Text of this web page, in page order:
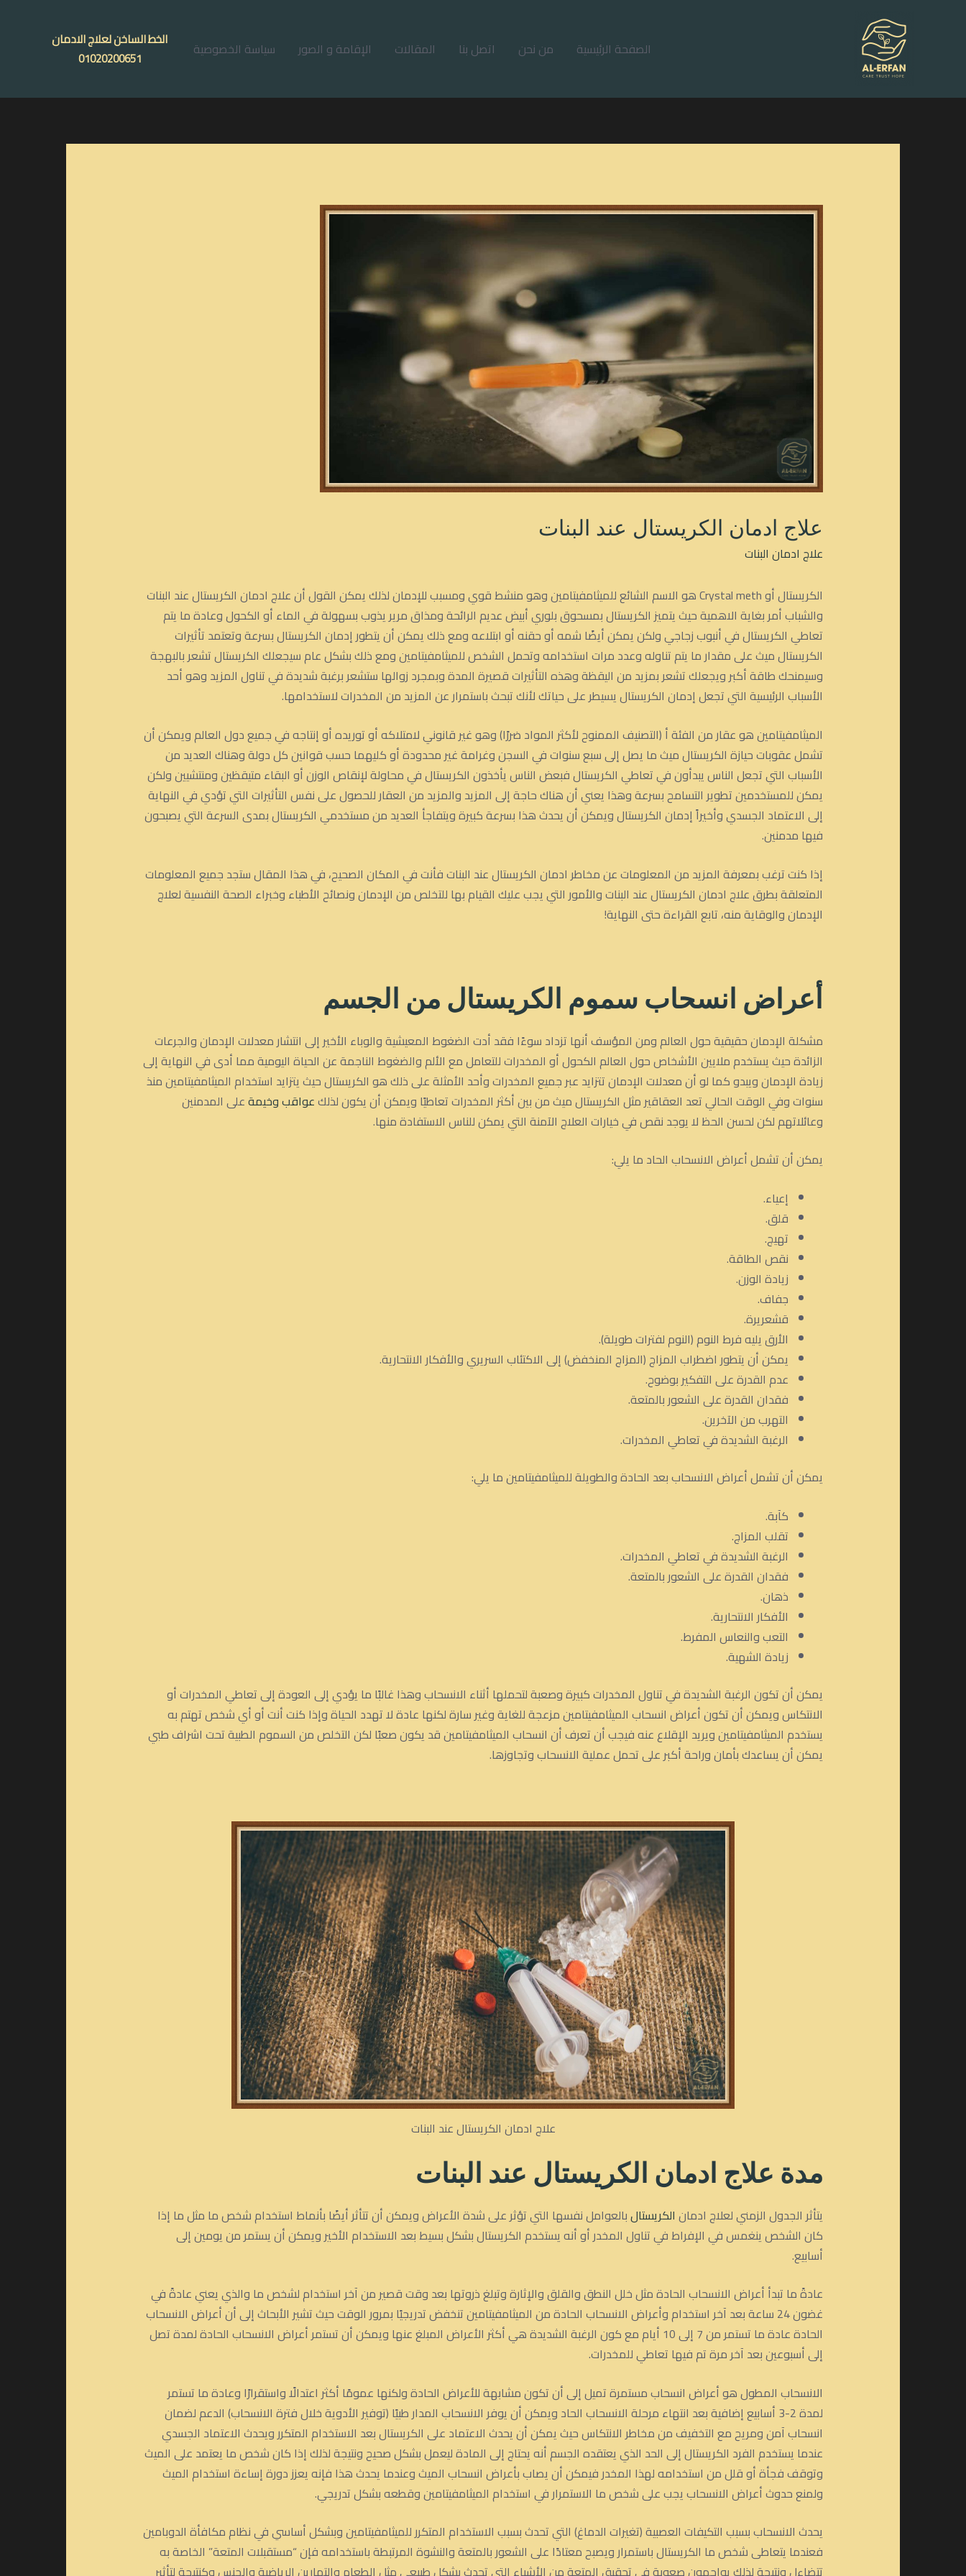
الصفحة الرئيسية من نحن اتصل بنا المقالات الإقامة و الصور سياسة الخصوصية
الخط الساخن لعلاج الادمان
01020200651
علاج ادمان الكريستال عند البنات
علاج ادمان البنات
الكريستال أو Crystal meth هو الاسم الشائع للميثامفيتامين وهو منشط قوي ومسبب للإدمان لذلك يمكن القول أن علاج ادمان الكريستال عند البنات
والشباب أمر بغاية الاهمية حيث يتميز الكريستال بمسحوق بلوري أبيض عديم الرائحة ومذاق مرير يذوب بسهولة في الماء أو الكحول وعادة ما يتم
تعاطي الكريستال في أنبوب زجاجي ولكن يمكن أيضًا شمه أو حقنه أو ابتلاعه ومع ذلك يمكن أن يتطور إدمان الكريستال بسرعة وتعتمد تأثيرات
الكريستال ميث على مقدار ما يتم تناوله وعدد مرات استخدامه وتحمل الشخص للميثامفيتامين ومع ذلك بشكل عام سيجعلك الكريستال تشعر بالبهجة
وسيمنحك طاقة أكبر ويجعلك تشعر بمزيد من اليقظة وهذه التأثيرات قصيرة المدة وبمجرد زوالها ستشعر برغبة شديدة في تناول المزيد وهو أحد
الأسباب الرئيسية التي تجعل إدمان الكريستال يسيطر على حياتك لأنك تبحث باستمرار عن المزيد من المخدرات لاستخدامها.
الميثامفيتامين هو عقار من الفئة أ (التصنيف الممنوح لأكثر المواد ضررًا) وهو غير قانوني لامتلاكه أو توريده أو إنتاجه في جميع دول العالم ويمكن أن
تشمل عقوبات حيازة الكريستال ميث ما يصل إلى سبع سنوات في السجن وغرامة غير محدودة أو كليهما حسب قوانين كل دولة وهناك العديد من
الأسباب التي تجعل الناس يبدأون في تعاطي الكريستال فبعض الناس يأخذون الكريستال في محاولة لإنقاص الوزن أو البقاء متيقظين ومنتشيين ولكن
يمكن للمستخدمين تطوير التسامح بسرعة وهذا يعني أن هناك حاجة إلى المزيد والمزيد من العقار للحصول على نفس التأثيرات التي تؤدي في النهاية
إلى الاعتماد الجسدي وأخيراً إدمان الكريستال ويمكن أن يحدث هذا بسرعة كبيرة ويتفاجأ العديد من مستخدمي الكريستال بمدى السرعة التي يصبحون
فيها مدمنين.
إذا كنت ترغب بمعرفة المزيد من المعلومات عن مخاطر ادمان الكريستال عند البنات فأنت في المكان الصحيح، في هذا المقال ستجد جميع المعلومات
المتعلقة بطرق علاج ادمان الكريستال عند البنات والأمور التي يجب عليك القيام بها للتخلص من الإدمان ونصائح الأطباء وخبراء الصحة النفسية لعلاج
الإدمان والوقاية منه، تابع القراءة حتى النهاية!
أعراض انسحاب سموم الكريستال من الجسم
مشكلة الإدمان حقيقية حول العالم ومن المؤسف أنها تزداد سوءًا فقد أدت الضغوط المعيشية والوباء الأخير إلى انتشار معدلات الإدمان والجرعات
الزائدة حيث يستخدم ملايين الأشخاص حول العالم الكحول أو المخدرات للتعامل مع الألم والضغوط الناجمة عن الحياة اليومية مما أدى في النهاية إلى
زيادة الإدمان ويبدو كما لو أن معدلات الإدمان تتزايد عبر جميع المخدرات وأحد الأمثلة على ذلك هو الكريستال حيث يتزايد استخدام الميثامفيتامين منذ
سنوات وفي الوقت الحالي تعد العقاقير مثل الكريستال ميث من بين أكثر المخدرات تعاطيًا ويمكن أن يكون لذلكعواقب وخيمةعلى المدمنين
وعائلاتهم لكن لحسن الحظ لا يوجد نقص في خيارات العلاج الآمنة التي يمكن للناس الاستفادة منها.
يمكن أن تشمل أعراض الانسحاب الحاد ما يلي:
إعياء.
قلق.
تهيج.
نقص الطاقة.
زيادة الوزن.
جفاف.
قشعريرة.
الأرق يليه فرط النوم (النوم لفترات طويلة).
يمكن أن يتطور اضطراب المزاج (المزاج المنخفض) إلى الاكتئاب السريري والأفكار الانتحارية.
عدم القدرة على التفكير بوضوح.
فقدان القدرة على الشعور بالمتعة.
التهرب من الآخرين.
الرغبة الشديدة في تعاطي المخدرات.
يمكن أن تشمل أعراض الانسحاب بعد الحادة والطويلة للميثامفيتامين ما يلي:
كآبة.
تقلب المزاج.
الرغبة الشديدة في تعاطي المخدرات.
فقدان القدرة على الشعور بالمتعة.
ذهان.
الأفكار الانتحارية.
التعب والنعاس المفرط.
زيادة الشهية.
يمكن أن تكون الرغبة الشديدة في تناول المخدرات كبيرة وصعبة لتحملها أثناء الانسحاب وهذا غالبًا ما يؤدي إلى العودة إلى تعاطي المخدرات أو
الانتكاس ويمكن أن تكون أعراض انسحاب الميثامفيتامين مزعجة للغاية وغير سارة لكنها عادة لا تهدد الحياة وإذا كنت أنت أو أي شخص تهتم به
يستخدم الميثامفيتامين ويريد الإقلاع عنه فيجب أن تعرف أن انسحاب الميثامفيتامين قد يكون صعبًا لكن التخلص من السموم الطبية تحت اشراف طبي
يمكن أن يساعدك بأمان وراحة أكبر على تحمل عملية الانسحاب وتجاوزها.
علاج ادمان الكريستال عند البنات
مدة علاج ادمان الكريستال عند البنات
يتأثر الجدول الزمني لعلاج ادمان الكريستالبالعوامل نفسها التي تؤثر على شدة الأعراض ويمكن أن تتأثر أيضًا بأنماط استخدام شخص ما مثل ما إذا
كان الشخص ينغمس في الإفراط في تناول المخدر أو أنه يستخدم الكريستال بشكل بسيط بعد الاستخدام الأخير ويمكن أن يستمر من يومين إلى
أسابيع.
عادةً ما تبدأ أعراض الانسحاب الحادة مثل خلل النطق والقلق والإثارة وتبلغ ذروتها بعد وقت قصير من آخر استخدام لشخص ما والذي يعني عادةً في
غضون 24 ساعة بعد آخر استخدام وأعراض الانسحاب الحادة من الميثامفيتامين تنخفض تدريجيًا بمرور الوقت حيث تشير الأبحاث إلى أن أعراض الانسحاب
الحادة عادة ما تستمر من 7 إلى 10 أيام مع كون الرغبة الشديدة هي أكثر الأعراض المبلغ عنها ويمكن أن تستمر أعراض الانسحاب الحادة لمدة تصل
إلى أسبوعين بعد آخر مرة تم فيها تعاطي للمخدرات.
الانسحاب المطول هو أعراض انسحاب مستمرة تميل إلى أن تكون مشابهة للأعراض الحادة ولكنها عمومًا أكثر اعتدالًا واستقرارًا وعادة ما تستمر
لمدة 2-3 أسابيع إضافية بعد انتهاء مرحلة الانسحاب الحاد ويمكن أن يوفر الانسحاب المدار طبيًا (توفير الأدوية خلال فترة الانسحاب) الدعم لضمان
انسحاب آمن ومريح مع التخفيف من مخاطر الانتكاس حيث يمكن أن يحدث الاعتماد على الكريستال بعد الاستخدام المتكرر ويحدث الاعتماد الجسدي
عندما يستخدم الفرد الكريستال إلى الحد الذي يعتقده الجسم أنه يحتاج إلى المادة ليعمل بشكل صحيح ونتيجة لذلك إذا كان شخص ما يعتمد على الميث
وتوقف فجأة أو قلل من استخدامه لهذا المخدر فيمكن أن يصاب بأعراض انسحاب الميث وعندما يحدث هذا فإنه يعزز دورة إساءة استخدام الميث
ولمنع حدوث أعراض الانسحاب يجب على شخص ما الاستمرار في استخدام الميثامفيتامين وقطعه بشكل تدريجي.
يحدث الانسحاب بسبب التكيفات العصبية (تغيرات الدماغ) التي تحدث بسبب الاستخدام المتكرر للميثامفيتامين وبشكل أساسي في نظام مكافأة الدوبامين
فعندما يتعاطى شخص ما الكريستال باستمرار ويصبح معتادًا على الشعور بالمتعة والنشوة المرتبطة باستخدامه فإن “مستقبلات المتعة” الخاصة به